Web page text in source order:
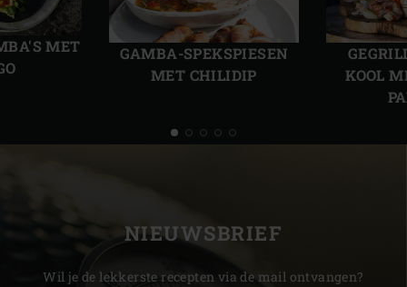
MET
GAMBA-SPEKSPIESEN
MET CHILIDIP
KOOL
Vorige
slide
slide
NIEUWSBRIEF
Wil je de lekkerste recepten via de mail ontvangen?